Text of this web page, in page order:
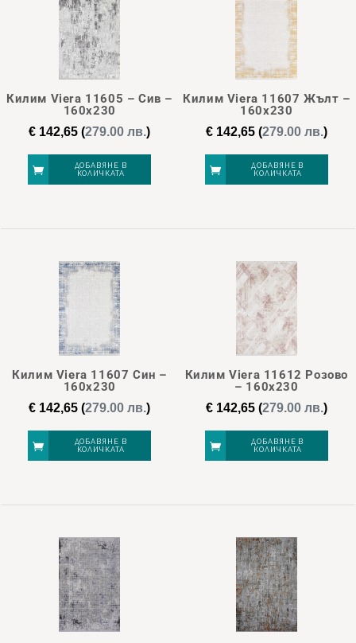
Килим Viera 11605 – Сив –
160х230
€ 142,65 (279.00 лв.)
ДОБАВЯНЕ В
КОЛИЧКАТА
Килим Viera 11607 Жълт –
160х230
€142,65(279.00 лв.)
ДОБАВЯНЕ В
КОЛИЧКАТА
Килим Viera 11607 Син –
160х230
€ 142,65 (279.00 лв.)
ДОБАВЯНЕ В
КОЛИЧКАТА
Килим Viera 11612 Розово
– 160х230
€142,65(279.00 лв.)
ДОБАВЯНЕ В
КОЛИЧКАТА